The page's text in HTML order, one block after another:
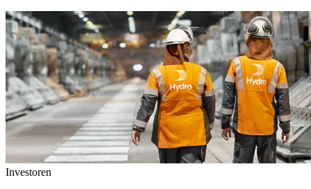
Investoren